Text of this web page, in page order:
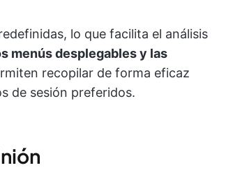
lo que facilita el análisis
menús desplegables y las
recopilar de forma eficaz
de sesión preferidos.